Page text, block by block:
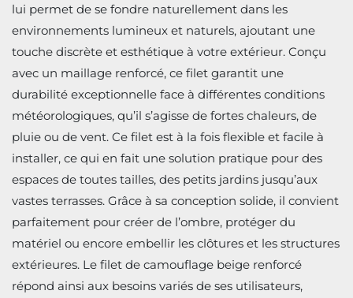
lui permet de se fondre naturellement dans les
environnements lumineux et naturels, ajoutant une
touche discrète et esthétique à votre extérieur. Conçu
avec un maillage renforcé, ce filet garantit une
durabilité exceptionnelle face à différentes conditions
météorologiques, qu’il s’agisse de fortes chaleurs, de
pluie ou de vent. Ce filet est à la fois flexible et facile à
installer, ce qui en fait une solution pratique pour des
espaces de toutes tailles, des petits jardins jusqu’aux
vastes terrasses. Grâce à sa conception solide, il convient
parfaitement pour créer de l’ombre, protéger du
matériel ou encore embellir les clôtures et les structures
extérieures. Le filet de camouflage beige renforcé
répond ainsi aux besoins variés de ses utilisateurs,